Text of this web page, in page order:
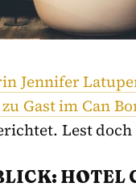
Jennifer
Gast im Can
Lest
HOTEL